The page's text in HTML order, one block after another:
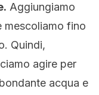
Aggiungiamo
mescoliamo fino
Quindi,
agire per
acqua e